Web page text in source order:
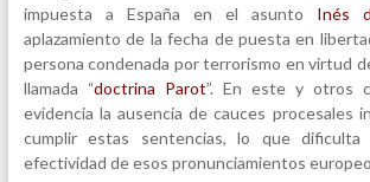
impuesta a España en el asunto Inés
aplazamiento de la fecha de puesta en
persona condenada por terrorismo en virtud
llamada “doctrina Parot”. En este y otros
evidencia la ausencia de cauces procesales
cumplir estas sentencias, lo que
efectividad de esos pronunciamientos